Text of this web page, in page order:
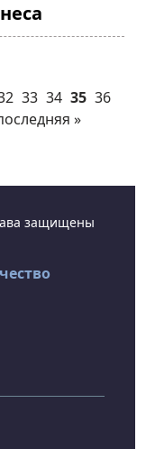
33 34 35 36
»
защищены